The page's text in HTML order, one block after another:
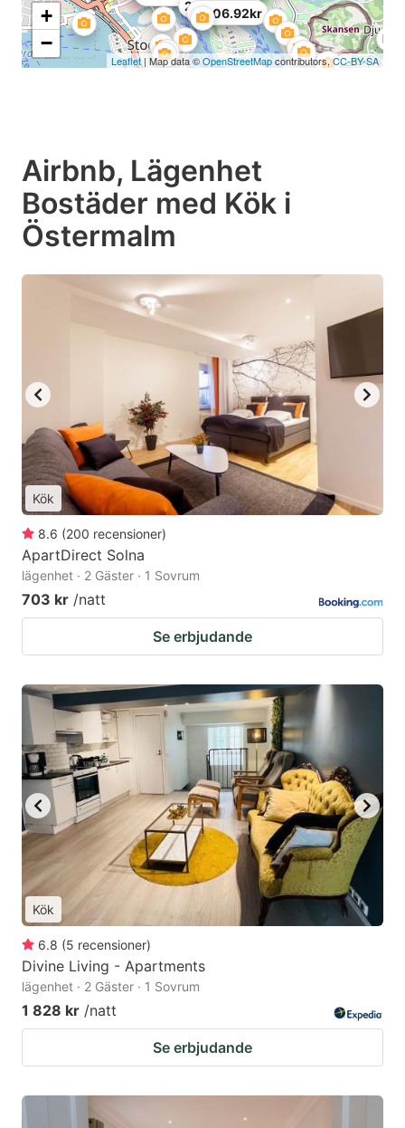
2,806.92kr
2,450.88kr
+
−
Leaflet| Map data ©OpenStreetMapcontributors,CC-BY-SA
Airbnb, Lägenhet
Bostäder med Kök i
Östermalm
Kök
8.6 (200 recensioner)
ApartDirect Solna
lägenhet · 2 Gäster · 1 Sovrum
703 kr /natt
Se erbjudande
Kök
6.8 (5 recensioner)
Divine Living - Apartments
lägenhet · 2 Gäster · 1 Sovrum
1 828 kr /natt
Se erbjudande